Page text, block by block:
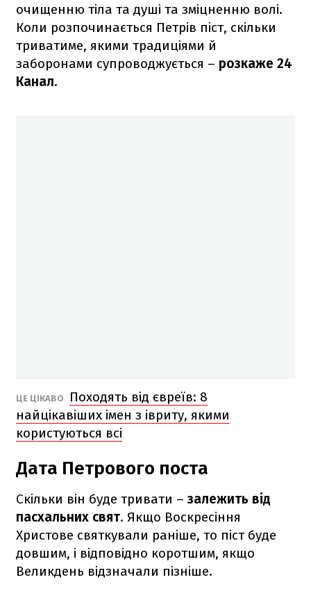
очищенню тіла та душі та зміцненню волі.
Коли розпочинається Петрів піст, скільки
триватиме, якими традиціями й
заборонами супроводжується – розкаже 24
Канал.
ЦЕ ЦІКАВО
Походять від євреїв: 8
найцікавіших імен з івриту, якими
користуються всі
Дата Петрового поста
Скільки він буде тривати –залежить від
пасхальних свят. Якщо Воскресіння
Христове святкували раніше, то піст буде
довшим, і відповідно коротшим, якщо
Великдень відзначали пізніше.